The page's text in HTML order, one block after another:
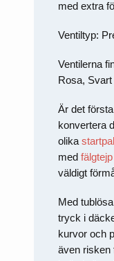
med extra
Ventiltyp:
Ventilerna
Rosa, Svart
Är det
konvertera
olika
medfälgtejp
väldigt
Med
tryck i
kurvor och
även risken
funktionalitet
hemsidan.
Marknadsföring
Genom att dela
med dig av dina
intressen och ditt
beteende när du
surfar ökar du
chansen att få se
anpassat innehåll
och erbjudanden.